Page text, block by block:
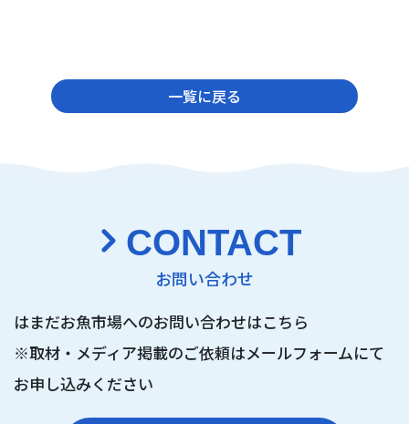
一覧に戻る
CONTACT
お問い合わせ
はまだお魚市場へのお問い合わせはこちら
※取材・メディア掲載のご依頼はメールフォームにて
お申し込みください